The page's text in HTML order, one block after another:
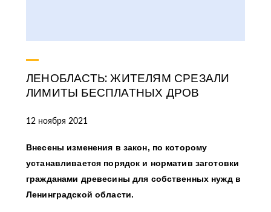
ЛЕНОБЛАСТЬ: ЖИТЕЛЯМ СРЕЗАЛИ
ЛИМИТЫ БЕСПЛАТНЫХ ДРОВ
12 ноября 2021
Внесены изменения в закон, по которому
устанавливается порядок и норматив заготовки
гражданами древесины для собственных нужд в
Ленинградской области.